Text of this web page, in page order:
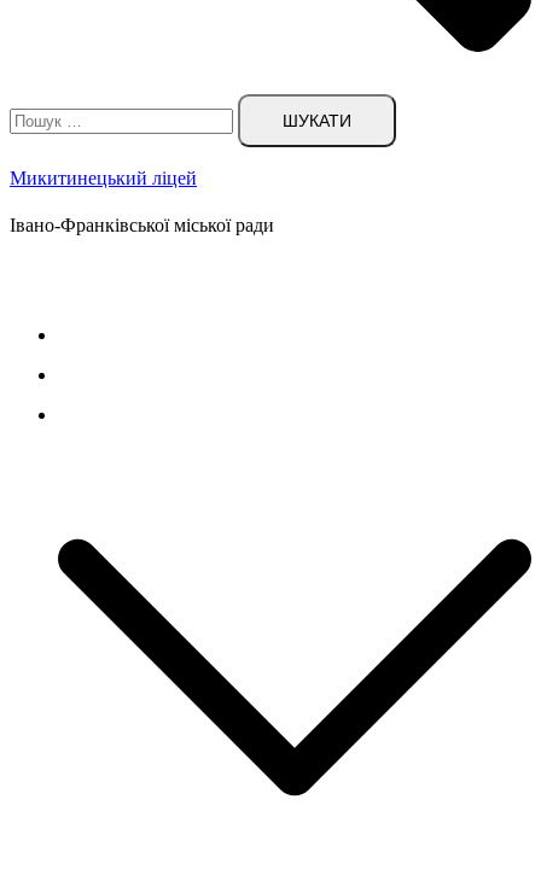
Пошук:
Микитинецький ліцей
Івано-Франківської міської ради